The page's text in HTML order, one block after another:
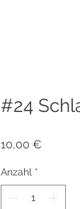
#24
10,00 €
Anzahl *